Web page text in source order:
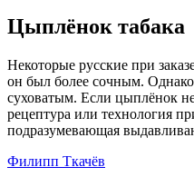
Цыплёнок табака
Некоторые русские при
он был более сочным.
суховатым. Если цыплёнок
рецептура или технология
подразумевающая
Филипп Ткачёв